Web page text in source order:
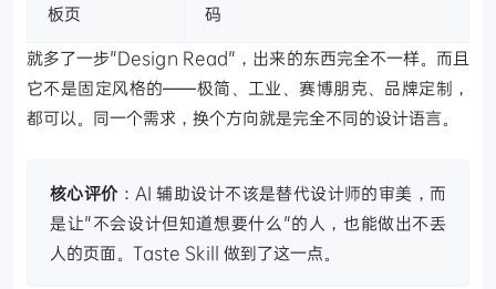
板页
码
就多了一步"Design Read"，出来的东西完全不一样。而且
它不是固定风格的——极简、工业、赛博朋克、品牌定制，
都可以。同一个需求，换个方向就是完全不同的设计语言。
核心评价 ：AI 辅助设计不该是替代设计师的审美，而
是让"不会设计但知道想要什么"的人，也能做出不丢
人的页面。Taste Skill 做到了这一点。